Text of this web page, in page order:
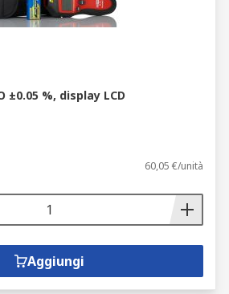
±0.05 %, display LCD
60,05 €/unità
Aggiungi